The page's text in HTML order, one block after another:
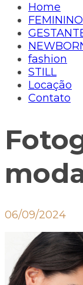
Home
FEMININO
fashion
STILL
Locação
Contato
06/09/2024